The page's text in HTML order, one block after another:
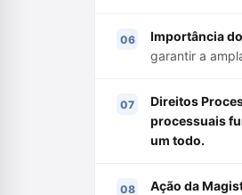
Importância
garantir a
Direitos
processuais
um todo.
Ação da